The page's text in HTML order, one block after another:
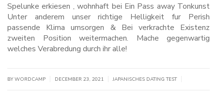
Spelunke erkiesen , wohnhaft bei Ein Pass away Tonkunst
Unter anderem unser richtige Helligkeit fur Perish
passende Klima umsorgen & Bei verkrachte Existenz
zweiten Position weitermachen. Mache gegenwartig
welches Verabredung durch ihr alle!
BY WORDCAMP DECEMBER 23, 2021 JAPANISCHES DATING TEST